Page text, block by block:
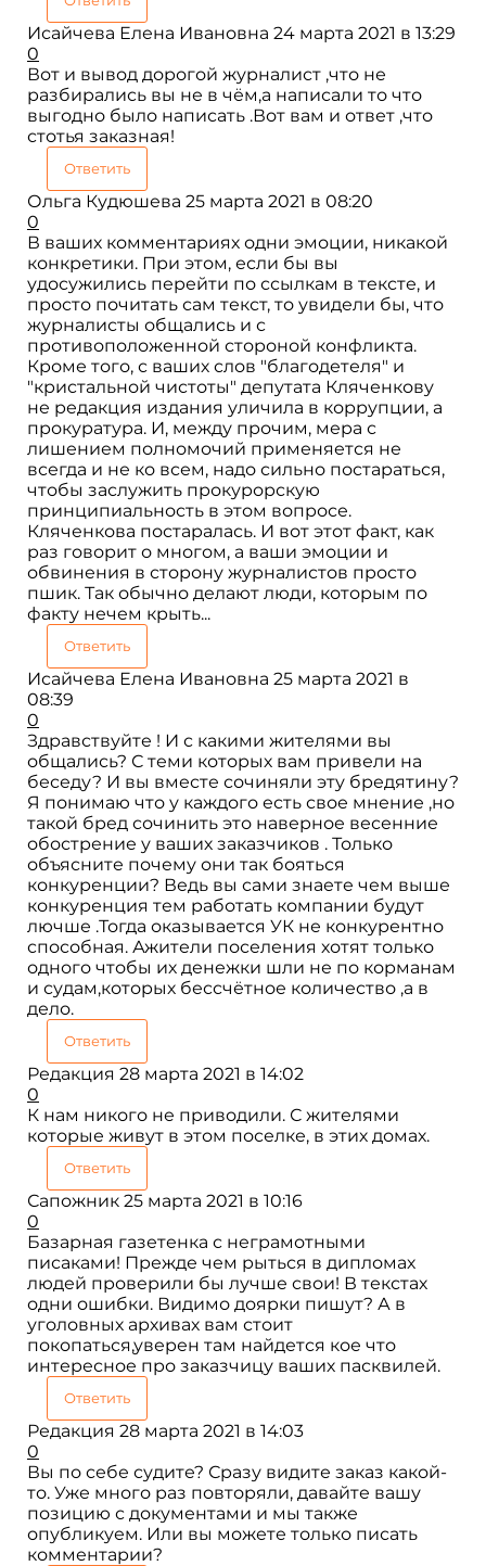
Исайчева Елена Ивановна 24 марта 2021 в 13:29
0
Вот и вывод дорогой журналист ,что не
разбирались вы не в чём,а написали то что
выгодно было написать .Вот вам и ответ ,что
стотья заказная!
Ответить
Ольга Кудюшева 25 марта 2021 в 08:20
0
В ваших комментариях одни эмоции, никакой
конкретики. При этом, если бы вы
удосужились перейти по ссылкам в тексте, и
просто почитать сам текст, то увидели бы, что
журналисты общались и с
противоположенной стороной конфликта.
Кроме того, с ваших слов "благодетеля" и
"кристальной чистоты" депутата Кляченкову
не редакция издания уличила в коррупции, а
прокуратура. И, между прочим, мера с
лишением полномочий применяется не
всегда и не ко всем, надо сильно постараться,
чтобы заслужить прокурорскую
принципиальность в этом вопросе.
Кляченкова постаралась. И вот этот факт, как
раз говорит о многом, а ваши эмоции и
обвинения в сторону журналистов просто
пшик. Так обычно делают люди, которым по
факту нечем крыть...
Ответить
Исайчева Елена Ивановна 25 марта 2021 в
08:39
0
Здравствуйте ! И с какими жителями вы
общались? С теми которых вам привели на
беседу? И вы вместе сочиняли эту бредятину?
Я понимаю что у каждого есть свое мнение ,но
такой бред сочинить это наверное весенние
обострение у ваших заказчиков . Только
объясните почему они так бояться
конкуренции? Ведь вы сами знаете чем выше
конкуренция тем работать компании будут
лючше .Тогда оказывается УК не конкурентно
способная. Ажители поселения хотят только
одного чтобы их денежки шли не по корманам
и судам,которых бессчётное количество ,а в
дело.
Ответить
Редакция 28 марта 2021 в 14:02
0
К нам никого не приводили. С жителями
которые живут в этом поселке, в этих домах.
Ответить
Сапожник 25 марта 2021 в 10:16
0
Базарная газетенка с неграмотными
писаками! Прежде чем рыться в дипломах
людей проверили бы лучше свои! В текстах
одни ошибки. Видимо доярки пишут? А в
уголовных архивах вам стоит
покопаться,уверен там найдется кое что
интересное про заказчицу ваших пасквилей.
Ответить
Редакция 28 марта 2021 в 14:03
0
Вы по себе судите? Сразу видите заказ какой-
то. Уже много раз повторяли, давайте вашу
позицию с документами и мы также
опубликуем. Или вы можете только писать
комментарии?